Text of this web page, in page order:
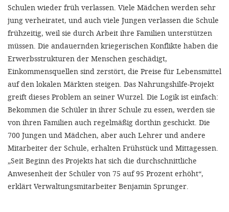
Schulen wieder früh verlassen. Viele Mädchen werden sehr
jung verheiratet, und auch viele Jungen verlassen die Schule
frühzeitig, weil sie durch Arbeit ihre Familien unterstützen
müssen. Die andauernden kriegerischen Konflikte haben die
Erwerbsstrukturen der Menschen geschädigt,
Einkommensquellen sind zerstört, die Preise für Lebensmittel
auf den lokalen Märkten steigen. Das Nahrungshilfe-Projekt
greift dieses Problem an seiner Wurzel. Die Logik ist einfach:
Bekommen die Schüler in ihrer Schule zu essen, werden sie
von ihren Familien auch regelmäßig dorthin geschickt. Die
700 Jungen und Mädchen, aber auch Lehrer und andere
Mitarbeiter der Schule, erhalten Frühstück und Mittagessen.
„Seit Beginn des Projekts hat sich die durchschnittliche
Anwesenheit der Schüler von 75 auf 95 Prozent erhöht“,
erklärt Verwaltungsmitarbeiter Benjamin Sprunger.